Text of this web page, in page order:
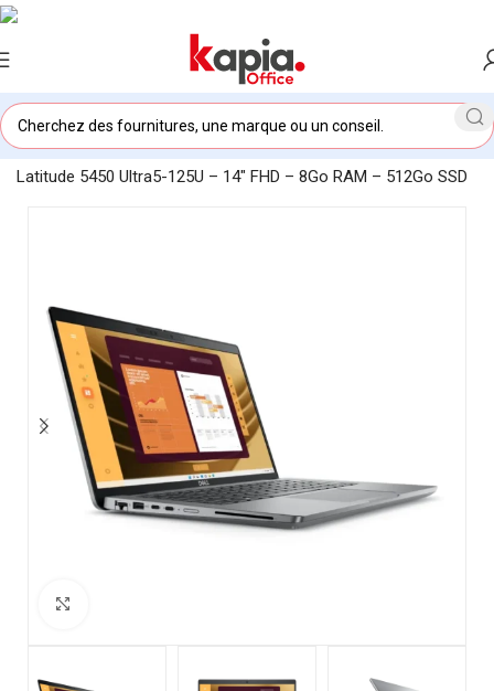
Accueil/KAPIA OFFICE MAROC/Ordinateur Portable Dell
Latitude 5450 Ultra5-125U – 14″ FHD – 8Go RAM – 512Go SSD